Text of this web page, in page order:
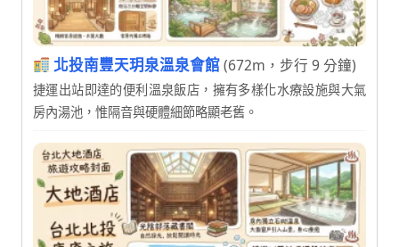
北投南豐天玥泉溫泉會館(672m，步行 9 分鐘)
捷運出站即達的便利溫泉飯店，擁有多樣化水療設施與大氣
房內湯池，惟隔音與硬體細節略顯老舊。